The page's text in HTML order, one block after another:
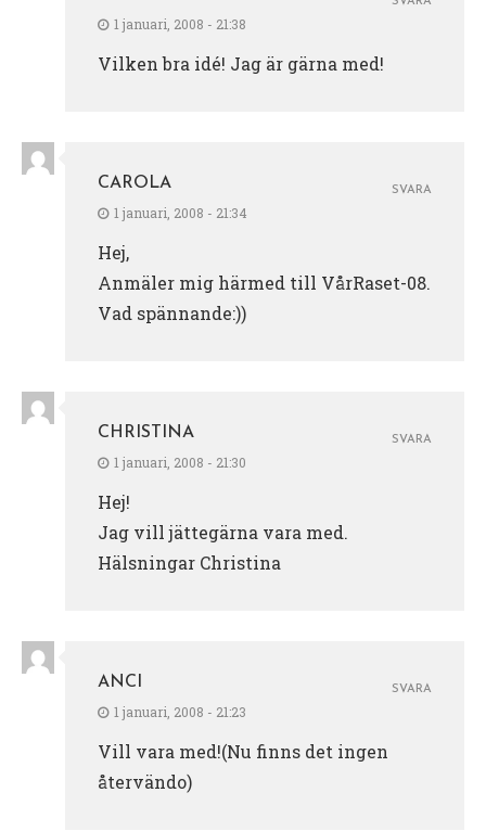
1 januari, 2008 - 21:38
Vilken bra idé! Jag är gärna med!
CAROLA
1 januari, 2008 - 21:34
Hej,
Anmäler mig härmed till VårRaset-08.
Vad spännande:))
SVARA
CHRISTINA
1 januari, 2008 - 21:30
Hej!
Jag vill jättegärna vara med.
Hälsningar Christina
SVARA
ANCI
1 januari, 2008 - 21:23
Vill vara med!(Nu finns det ingen
återvändo)
SVARA